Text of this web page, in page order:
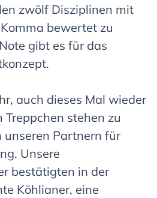
zwölf Disziplinen mit
bewertet zu
gibt es für das
auch dieses Mal wieder
stehen zu
Partnern für
Unsere
bestätigten in der
Köhlianer, eine